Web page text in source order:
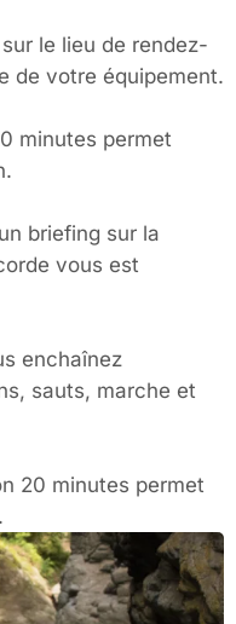
le lieu de rendez-
de votre équipement.
minutes permet
briefing sur la
vous est
enchaînez
sauts, marche et
20 minutes permet